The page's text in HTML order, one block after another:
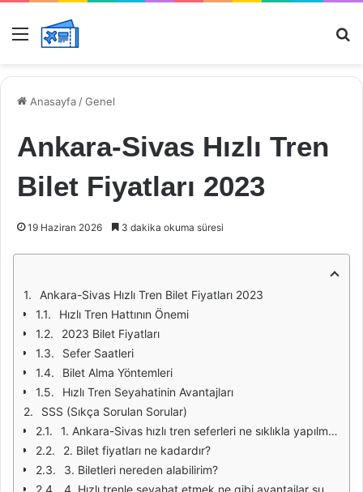
Menü
Anasayfa /Genel
Ankara-Sivas Hızlı Tren
Bilet Fiyatları 2023
19 Haziran 2026 3 dakika okuma süresi
Ankara-Sivas Hızlı Tren Bilet Fiyatları 2023
Hızlı Tren Hattının Önemi
2023 Bilet Fiyatları
Sefer Saatleri
Bilet Alma Yöntemleri
Hızlı Tren Seyahatinin Avantajları
SSS (Sıkça Sorulan Sorular)
1. Ankara-Sivas hızlı tren seferleri ne sıklıkla yapılmaktadır?
2. Bilet fiyatları ne kadardır?
3. Biletleri nereden alabilirim?
4. Hızlı trenle seyahat etmek ne gibi avantajlar sunar?